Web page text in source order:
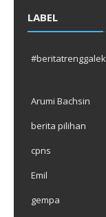
LABEL
#beritatrenggalek
Arumi Bachsin
berita pilihan
cpns
Emil
gempa